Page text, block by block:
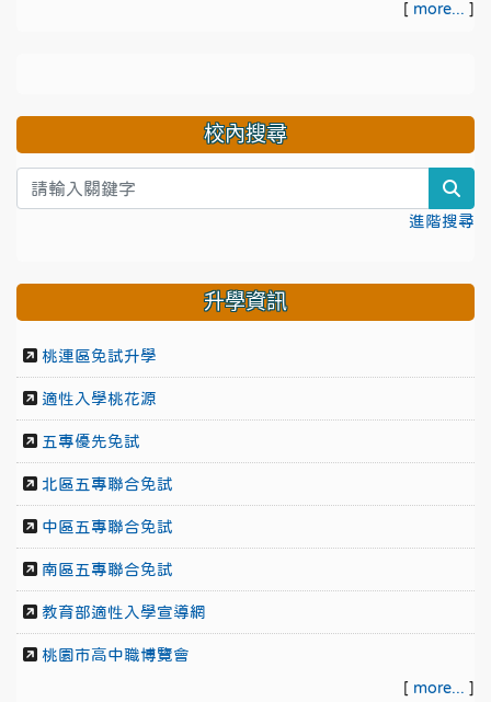
[ more... ]
校內搜尋
進階搜尋
升學資訊
桃連區免試升學
適性入學桃花源
五專優先免試
北區五專聯合免試
中區五專聯合免試
南區五專聯合免試
教育部適性入學宣導網
桃園市高中職博覽會
[ more... ]